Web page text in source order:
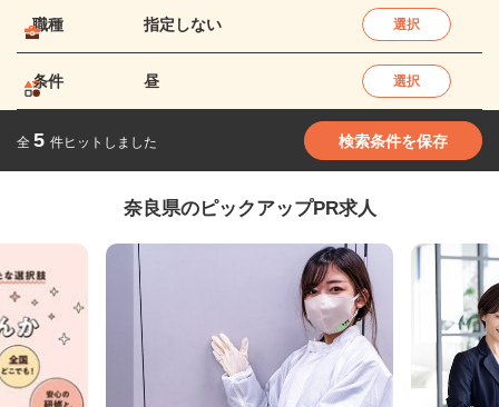
職種 指定しない 選択
条件 昼 選択
全 5 件ヒットしました 検索条件を保存
奈良県のピックアップPR求人